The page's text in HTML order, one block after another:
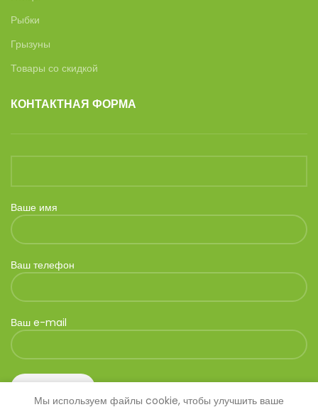
Рыбки
Грызуны
Товары со скидкой
КОНТАКТНАЯ ФОРМА
Ваше имя
Ваш телефон
Ваш e-mail
Мы используем файлы cookie, чтобы улучшить ваше